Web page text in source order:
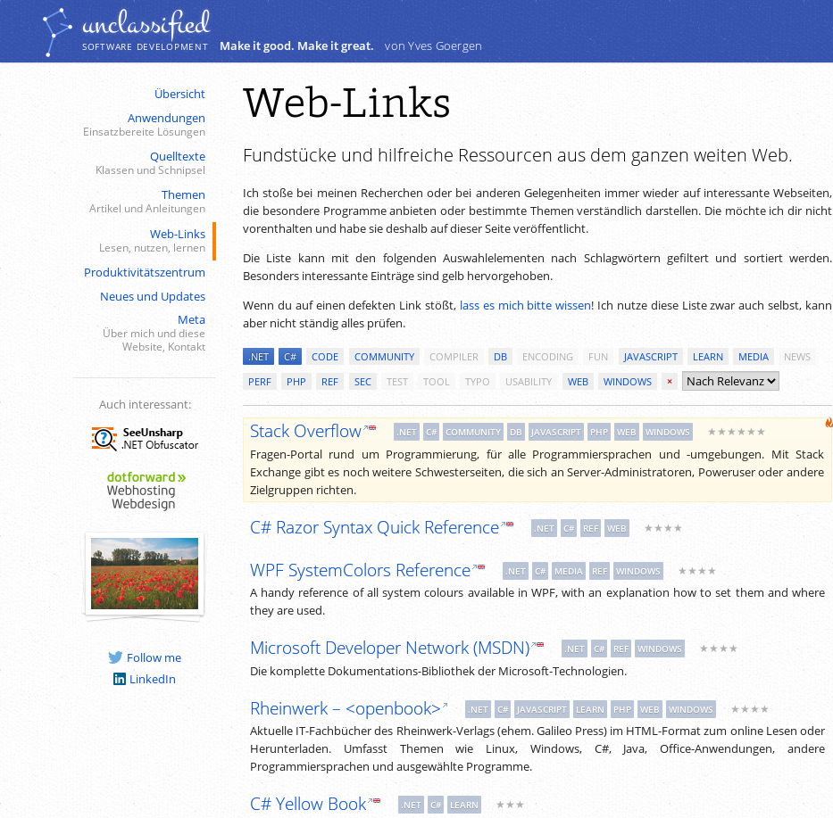
Inhalt
unclassiﬁed
SOFTWARE DEVELOPMENT Make it good. Make it great. von Yves Goergen
Übersicht
Anwendungen
Einsatzbereite Lösungen
Quelltexte
Klassen und Schnipsel
Themen
Artikel und Anleitungen
Web-Links
Lesen, nutzen, lernen
Produktivitätszentrum
Neues und Updates
Meta
Über mich und diese
Website, Kontakt
Auch interessant:
Follow me
LinkedIn
Web-Links
Fundstücke und hilfreiche Ressourcen aus dem ganzen weiten Web.
Ich stoße bei meinen Recherchen oder bei anderen Gelegenheiten immer wieder auf interessante Webseiten,
die besondere Programme anbieten oder bestimmte Themen verständlich darstellen. Die möchte ich dir nicht
vorenthalten und habe sie deshalb auf dieser Seite veröffentlicht.
Die Liste kann mit den folgenden Auswahlelementen nach Schlagwörtern gefiltert und sortiert werden.
Besonders interessante Einträge sind gelb hervorgehoben.
Wenn du auf einen defekten Link stößt, lass es mich bitte wissen! Ich nutze diese Liste zwar auch selbst, kann
aber nicht ständig alles prüfen.
.NET C# CODE COMMUNITY COMPILER DB ENCODING FUN JAVASCRIPT LEARN MEDIA
NEWS
PERF
PHP REF SEC TEST TOOL TYPO USABILITY WEB WINDOWS ×
Stack Overflow .NET C# COMMUNITY DB JAVASCRIPT PHP WEB WINDOWS ★★★★★★
Fragen-Portal rund um Programmierung, für alle Programmiersprachen und -umgebungen. Mit Stack
Exchange gibt es noch weitere Schwesterseiten, die sich an Server-Administratoren, Poweruser oder andere
Zielgruppen richten.
C# Razor Syntax Quick Reference .NET C# REF WEB ★★★★
WPF SystemColors Reference .NET C# MEDIA REF WINDOWS ★★★★
A handy reference of all system colours available in WPF, with an explanation how to set them and where
they are used.
Microsoft Developer Network (MSDN) .NET C# REF WINDOWS ★★★★
Die komplette Dokumentations-Bibliothek der Microsoft-Technologien.
Rheinwerk – <openbook> .NET C# JAVASCRIPT LEARN PHP WEB WINDOWS ★★★★
Aktuelle IT-Fachbücher des Rheinwerk-Verlags (ehem. Galileo Press) im HTML-Format zum online Lesen oder
Herunterladen. Umfasst Themen wie Linux, Windows, C#, Java, Office-Anwendungen, andere
Programmiersprachen und ausgewählte Programme.
C# Yellow Book .NET C# LEARN ★★★